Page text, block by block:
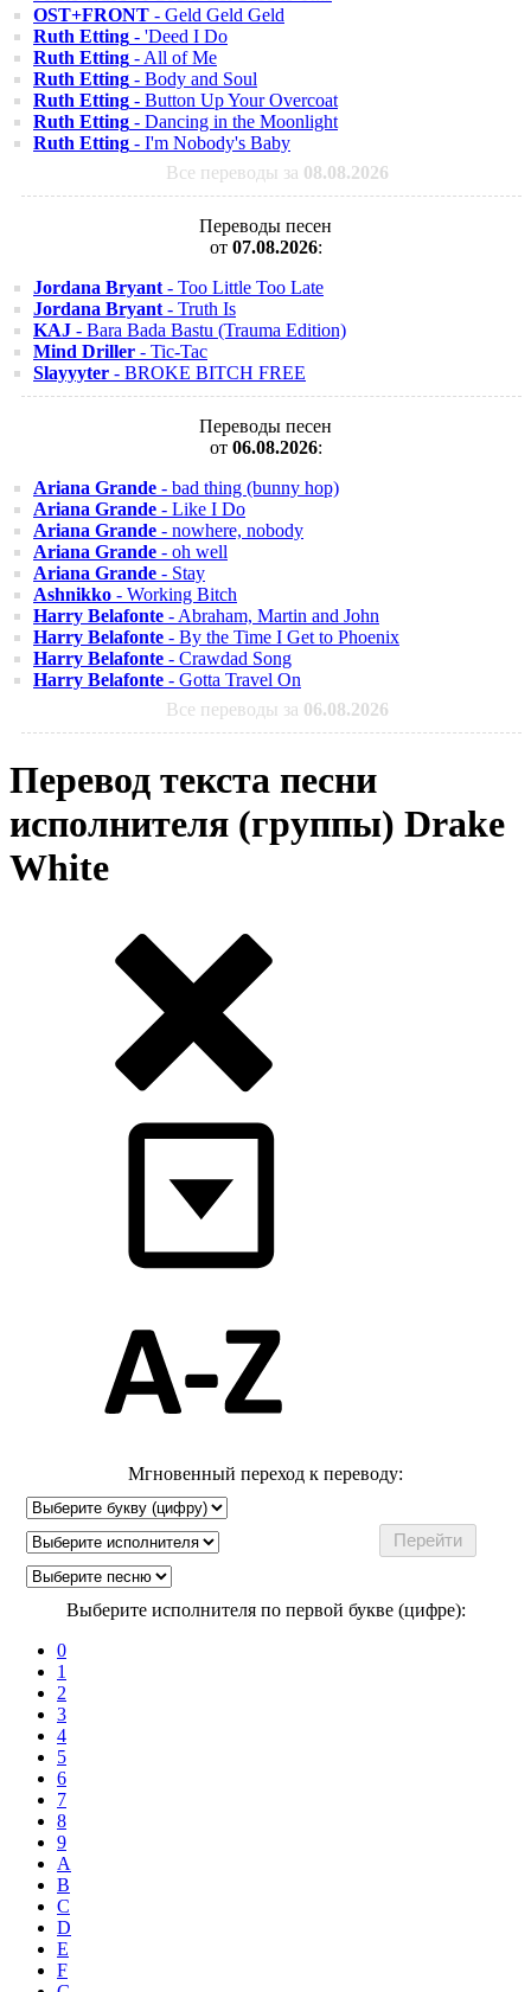
OST+FRONT - Geld Geld Geld
Ruth Etting - 'Deed I Do
Ruth Etting - All of Me
Ruth Etting - Body and Soul
Ruth Etting - Button Up Your Overcoat
Ruth Etting - Dancing in the Moonlight
Ruth Etting - I'm Nobody's Baby
Все переводы за 08.08.2026
Переводы песен
от 07.08.2026:
Jordana Bryant - Too Little Too Late
Jordana Bryant - Truth Is
KAJ - Bara Bada Bastu (Trauma Edition)
Mind Driller - Tic-Tac
Slayyyter - BROKE BITCH FREE
Переводы песен
от 06.08.2026:
Ariana Grande - bad thing (bunny hop)
Ariana Grande - Like I Do
Ariana Grande - nowhere, nobody
Ariana Grande - oh well
Ariana Grande - Stay
Ashnikko - Working Bitch
Harry Belafonte - Abraham, Martin and John
Harry Belafonte - By the Time I Get to Phoenix
Harry Belafonte - Crawdad Song
Harry Belafonte - Gotta Travel On
Все переводы за 06.08.2026
Перевод текста песни
исполнителя (группы) Drake
White
Мгновенный переход к переводу:
Выберите исполнителя по первой букве (цифре):
0
1
2
3
4
5
6
7
8
9
A
B
C
D
E
F